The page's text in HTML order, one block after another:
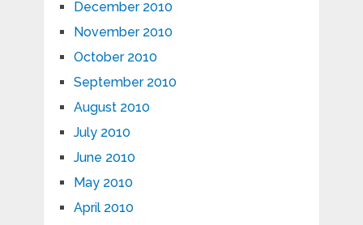
December 2010
November 2010
October 2010
September 2010
August 2010
July 2010
June 2010
May 2010
April 2010